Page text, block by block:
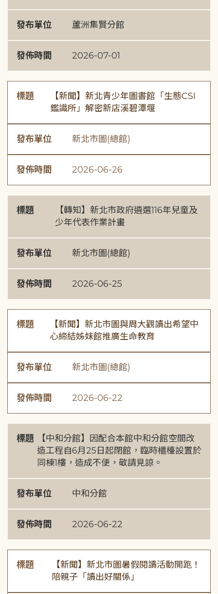
發布單位 蘆洲集賢分館
發佈時間 2026-07-01
標題
【新聞】新北青少年圖書館「生態CSI
鑑識所」解密新店溪碧潭堰
發布單位 新北市圖(總館)
發佈時間 2026-06-26
標題
【轉知】新北市政府遴選116年兒童及
少年代表作業計畫
發布單位 新北市圖(總館)
發佈時間 2026-06-25
標題
【新聞】新北市圖與周大觀讀出希望中
心締結姊妹館推廣生命教育
發布單位 新北市圖(總館)
發佈時間 2026-06-22
標題
【中和分館】因配合本館中和分館空間改
造工程自6月25日起閉館，臨時櫃檯設置於
同棟1樓，造成不便，敬請見諒。
發布單位 中和分館
發佈時間 2026-06-22
標題
【新聞】新北市圖暑假閱讀活動開跑！
陪親子「讀出好關係」